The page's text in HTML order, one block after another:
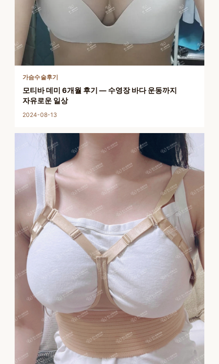
가슴수술후기
모티바 데미 6개월 후기 — 수영장 바다 운동까지
자유로운 일상
2024-08-13